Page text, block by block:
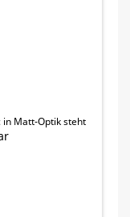
in Matt-Optik steht
beruhigt sein: